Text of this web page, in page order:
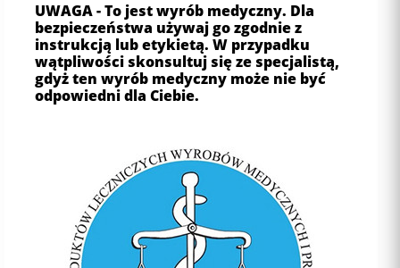
UWAGA - To jest wyrób medyczny. Dla
bezpieczeństwa używaj go zgodnie z
instrukcją lub etykietą. W przypadku
wątpliwości skonsultuj się ze specjalistą,
gdyż ten wyrób medyczny może nie być
odpowiedni dla Ciebie.